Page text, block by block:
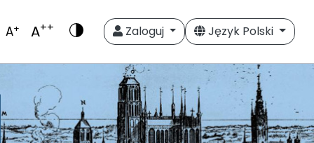
A+ A++ Zaloguj Język Polski